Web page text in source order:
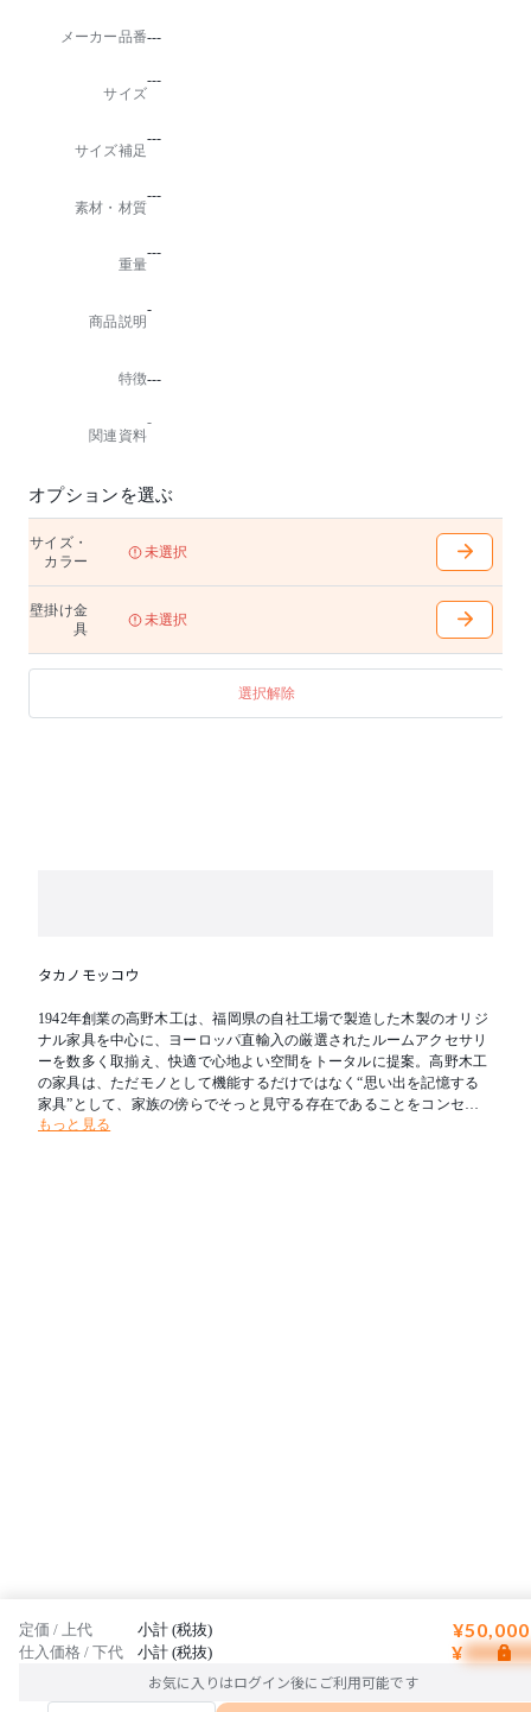
メーカー品番---
サイズ
---
サイズ補足
---
素材・材質
---
重量
---
商品説明
-
特徴---
関連資料
-
オプションを選ぶ
サイズ・
カラー
未選択
壁掛け金
具
未選択
選択解除
タカノモッコウ
1942年創業の高野木工は、福岡県の自社工場で製造した木製のオリジ
ナル家具を中心に、ヨーロッパ直輸入の厳選されたルームアクセサリ
ーを数多く取揃え、快適で心地よい空間をトータルに提案。高野木工
の家具は、ただモノとして機能するだけではなく“思い出を記憶する
家具”として、家族の傍らでそっと見守る存在であることをコンセプ
トにしています。
もっと見る
定価 / 上代 小計 (税抜)
仕入価格 / 下代 小計 (税抜) ¥
お気に入りはログイン後にご利用可能です